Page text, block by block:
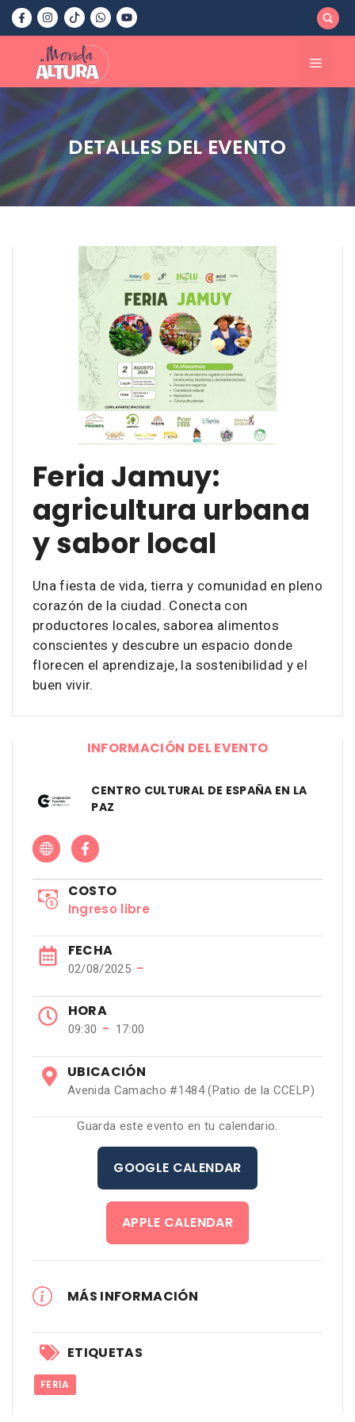
Saltar
contenido
Menú
DETALLES DEL EVENTO
Feria Jamuy:
agricultura urbana
y sabor local
Una fiesta de vida, tierra y comunidad en pleno
corazón de la ciudad. Conecta con
productores locales, saborea alimentos
conscientes y descubre un espacio donde
florecen el aprendizaje, la sostenibilidad y el
buen vivir.
INFORMACIÓN DEL EVENTO
CENTRO CULTURAL DE ESPAÑA EN LA
PAZ
COSTO
Ingreso libre
FECHA
02/08/2025 −
HORA
09:30 − 17:00
UBICACIÓN
Avenida Camacho #1484 (Patio de la CCELP)
Guarda este evento en tu calendario.
GOOGLE CALENDAR
APPLE CALENDAR
MÁS INFORMACIÓN
ETIQUETAS
FERIA